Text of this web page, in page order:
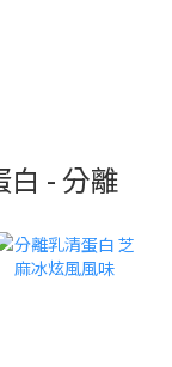
- 分離